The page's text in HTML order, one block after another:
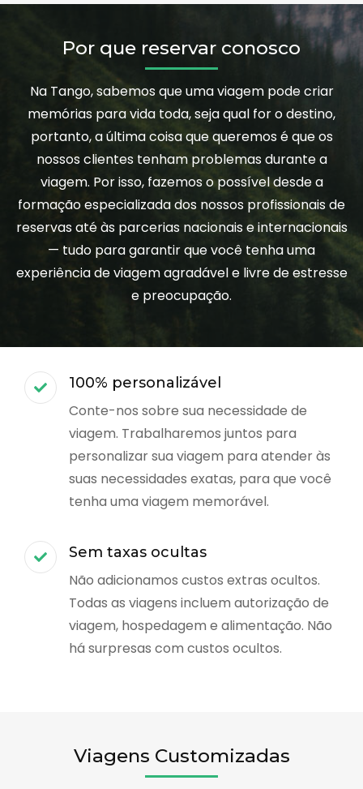
Por que reservar conosco
Na Tango, sabemos que uma viagem pode criar
memórias para vida toda, seja qual for o destino,
portanto, a última coisa que queremos é que os
nossos clientes tenham problemas durante a
viagem. Por isso, fazemos o possível desde a
formação especializada dos nossos profissionais de
reservas até às parcerias nacionais e internacionais
— tudo para garantir que você tenha uma
experiência de viagem agradável e livre de estresse
e preocupação.
100% personalizável
Conte-nos sobre sua necessidade de
viagem. Trabalharemos juntos para
personalizar sua viagem para atender às
suas necessidades exatas, para que você
tenha uma viagem memorável.
Sem taxas ocultas
Não adicionamos custos extras ocultos.
Todas as viagens incluem autorização de
viagem, hospedagem e alimentação. Não
há surpresas com custos ocultos.
Viagens Customizadas